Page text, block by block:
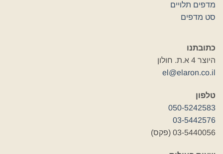
מדפים תלויים
סט מדפים
כתובתנו
היוצר 4 א.ת. חולון
el@elaron.co.il
טלפון
050-5242583
03-5442576
03-5440056 (פקס)